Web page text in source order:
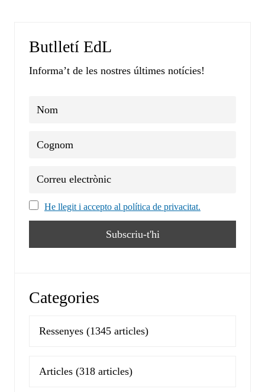
Butlletí EdL
Informa’t de les nostres últimes notícies!
He llegit i accepto al política de privacitat.
Categories
Ressenyes (1345 articles)
Articles (318 articles)